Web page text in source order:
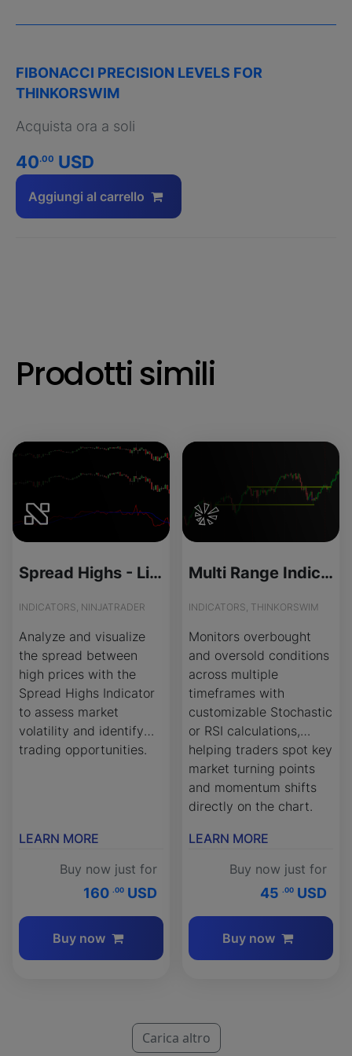
FIBONACCI PRECISION LEVELS FOR
THINKORSWIM
Acquista ora a soli
40.00 USD
Aggiungi al carrello
Prodotti simili
Spread Highs - License Version
INDICATORS, NINJATRADER
Analyze and visualize
the spread between
high prices with the
Spread Highs Indicator
to assess market
volatility and identify
trading opportunities.
LEARN MORE
Buy now just for
160 .00 USD
Buy now
Multi Range Indicator for ThinkOrSwim
INDICATORS, THINKORSWIM
Monitors overbought
and oversold conditions
across multiple
timeframes with
customizable Stochastic
or RSI calculations,
helping traders spot key
market turning points
and momentum shifts
directly on the chart.
LEARN MORE
Buy now just for
45 .00 USD
Buy now
Carica altro